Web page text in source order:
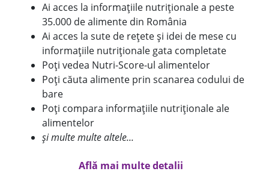
Ai acces la informațiile nutriționale a peste
35.000 de alimente din România
Ai acces la sute de rețete și idei de mese cu
informațiile nutriționale gata completate
Poți vedea Nutri-Score-ul alimentelor
Poți căuta alimente prin scanarea codului de
bare
Poți compara informațiile nutriționale ale
alimentelor
și multe multe altele...
Află mai multe detalii